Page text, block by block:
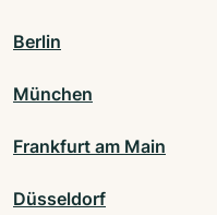
Berlin
München
Frankfurt am Main
Düsseldorf